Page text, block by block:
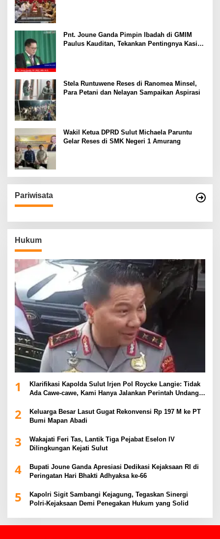
Pnt. Joune Ganda Pimpin Ibadah di GMIM
Paulus Kauditan, Tekankan Pentingnya Kasih
Stela Runtuwene Reses di Ranomea Minsel,
Para Petani dan Nelayan Sampaikan Aspirasi
Wakil Ketua DPRD Sulut Michaela Paruntu
Gelar Reses di SMK Negeri 1 Amurang
Pariwisata
Hukum
1
Klarifikasi Kapolda Sulut Irjen Pol Roycke Langie: Tidak
Ada Cawe-cawe, Kami Hanya Jalankan Perintah Undang-
2
Keluarga Besar Lasut Gugat Rekonvensi Rp 197 M ke PT
Bumi Mapan Abadi
3
Wakajati Feri Tas, Lantik Tiga Pejabat Eselon IV
Dilingkungan Kejati Sulut
4
Bupati Joune Ganda Apresiasi Dedikasi Kejaksaan RI di
Peringatan Hari Bhakti Adhyaksa ke-66
5
Kapolri Sigit Sambangi Kejagung, Tegaskan Sinergi
Polri-Kejaksaan Demi Penegakan Hukum yang Solid